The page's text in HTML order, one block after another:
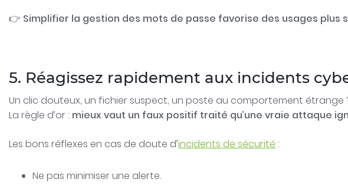
👉 Simplifier la gestion des mots de passe favorise des usages plus
5. Réagissez rapidement aux incidents
Un clic douteux, un fichier suspect, un poste au comportement étrange
La règle d’or : mieux vaut un faux positif traité qu’une vraie attaque
Les bons réflexes en cas de doute d’incidents de sécurité:
Ne pas minimiser une alerte.